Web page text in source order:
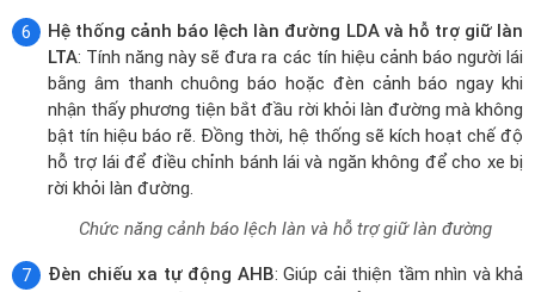
Đèn chiếu xa tự động AHB: Giúp cải thiện tầm nhìn và khả
năng quan sát của người lái khi di chuyển vào ban đêm. AHB
có thể tự động chuyển từ chế độ chiếu xa sang chiếu gần
nếu phát hiện có phương tiện đi phía trước hay ngược
chiều. Đồng thời tự động trở về chế độ chiếu xa khi nhận
thấy không còn xe đi ngược chiều và phía trước.
Hệ thống đèn chiếu xa tự động trên Toyota Corolla Altis bản